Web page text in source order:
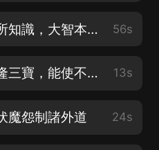
003 第一品-佛國-眾所知識，大智本行 56s
004 第一品-佛國-紹隆三寶，能使不絕 13s
魔怨制諸外道 24s